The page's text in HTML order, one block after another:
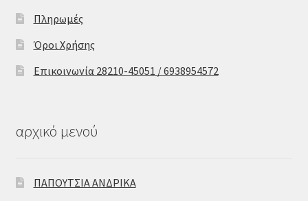
Πληρωμές
Όροι Χρήσης
Επικοινωνία 28210-45051 / 6938954572
αρχικό μενού
ΠΑΠΟΥΤΣΙΑ ΑΝΔΡΙΚΑ